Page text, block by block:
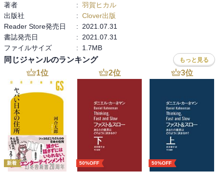
日常生活の中で、運命の人を探し当てる直感・センサーを極限まで
研ぎ澄まし
稼働させるための方法を記した書です。
―――――――
第1章 本当の幸せとは
第2章 心と体を整える/清浄の道
第3章 無私の心に至る/奉仕の道
第4章 自分の心を見つめていく/内省の道
第5章 純粋な気持ちで生きる/愛と見神の道
外伝 本当の出会いを果たすために
―――――――
序盤では、なぜ、著者が出会いの秘密を知るに至ったのか、
なぜ、出会いを求めているのに幸せになれない人が多いのかその真
相を。
②奉仕の道…無私の心に至る
無私の心とは、相手から言われるがまま、奴隷のように従うことで
ない。結果や評価を求めず、｢ありがたく、させていただきます｣と
いう気持ちで人様の喜びを我がことのように感じ純粋に働くことで
す。
ヨガの世界では、カルマヨーガ
自然のすべては、与えるために生まれ存在している。
ロウソクが燃えて溶けていくのは、光を与えるため
線香が、燃えて灰になるのは、香りを与えるため
樹木が、伸びて大きくなるのは果実と花を与えるため。
③内省の道…自分の心を見つめる
・動機の根をしっかり見ていく
・ニセモノの自分を追い払う
著者
: 羽賀ヒカル
出版社
: Clover出版
Reader Store発売日
:
2021.07.31
書誌発売日
:
2021.07.31
ファイルサイズ
: 1.7MB
同じジャンルのランキング もっと見る
1位
新着
2位
50%OFF
3位
50%OFF